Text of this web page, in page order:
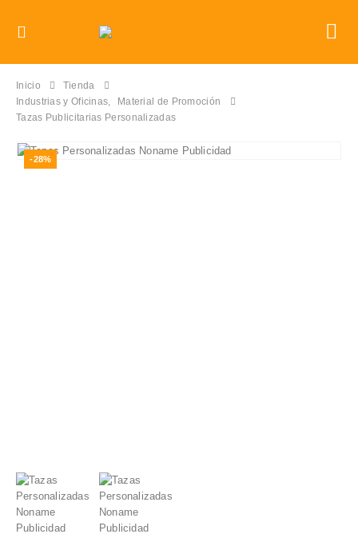
Inicio
Tienda
Industrias y Oficinas,
Material de Promoción
Tazas Publicitarias Personalizadas
-28%